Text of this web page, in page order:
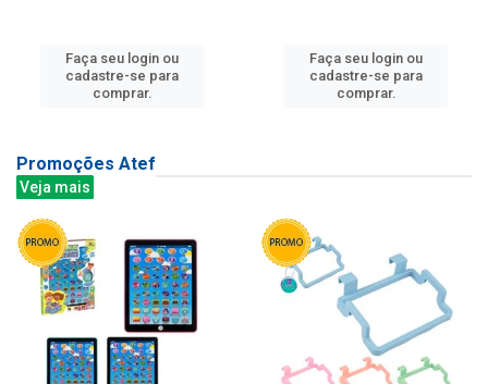
Faça seu login ou
cadastre-se para
comprar.
Faça seu login ou
cadastre-se para
comprar.
Promoções Atef
Veja mais